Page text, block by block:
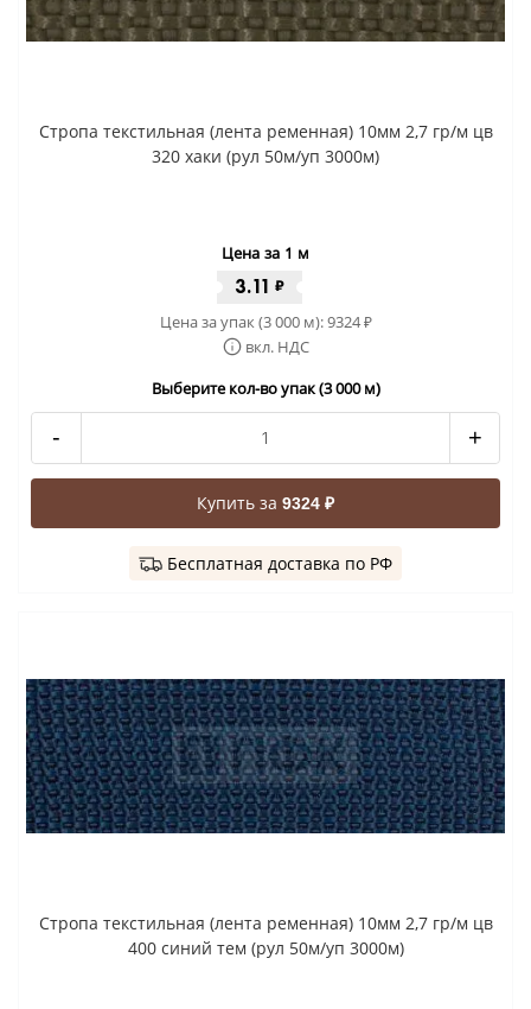
Стропа текстильная (лента ременная) 10мм 2,7 гр/м цв
320 хаки (рул 50м/уп 3000м)
Цена за 1 м
3.11 ₽
Цена за упак (3 000 м):9324₽
вкл. НДС
Выберите кол-во упак (3 000 м)
- +
Купить за 9324 ₽
Бесплатная доставка по РФ
Стропа текстильная (лента ременная) 10мм 2,7 гр/м цв
400 синий тем (рул 50м/уп 3000м)